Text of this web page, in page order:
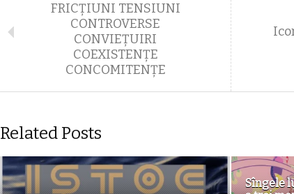
FRICȚIUNI TENSIUNI
CONTROVERSE
CONVIEȚUIRI
COEXISTENȚE
CONCOMITENȚE
Related Posts
Sîngele